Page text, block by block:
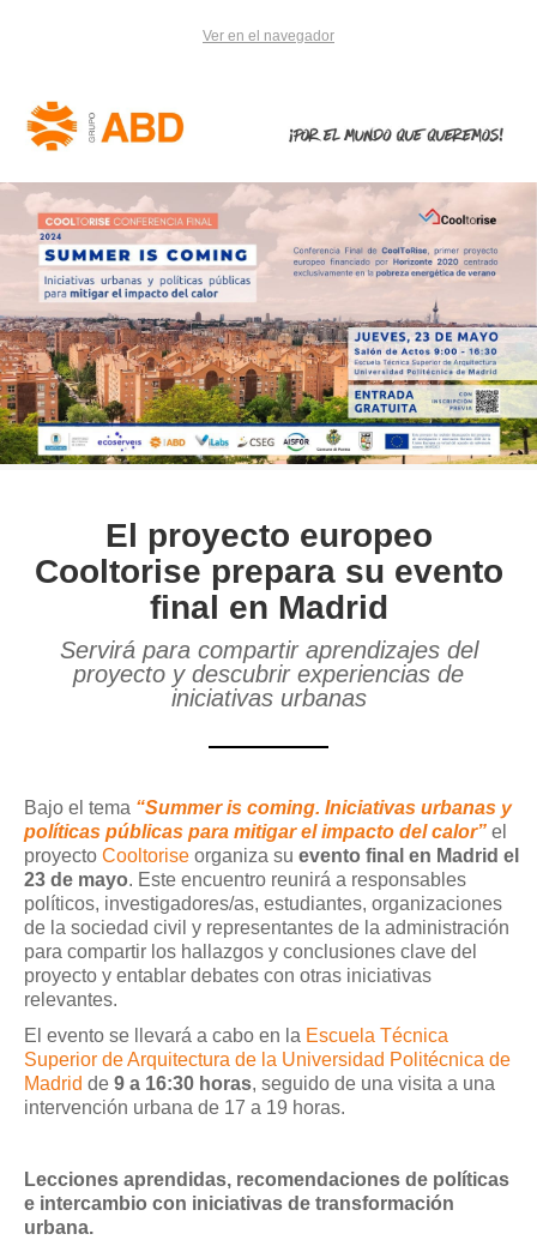
Ver en el navegador
El proyecto europeo
Cooltorise prepara su evento
final en Madrid
Servirá para compartir aprendizajes del
proyecto y descubrir experiencias de
iniciativas urbanas
Bajo el tema “Summer is coming. Iniciativas urbanas y
políticas públicas para mitigar el impacto del calor” el
proyecto Cooltorise organiza su evento final en Madrid el
23 de mayo. Este encuentro reunirá a responsables
políticos, investigadores/as, estudiantes, organizaciones
de la sociedad civil y representantes de la administración
para compartir los hallazgos y conclusiones clave del
proyecto y entablar debates con otras iniciativas
relevantes.
El evento se llevará a cabo en la Escuela Técnica
Superior de Arquitectura de la Universidad Politécnica de
Madrid de 9 a 16:30 horas, seguido de una visita a una
intervención urbana de 17 a 19 horas.
Lecciones aprendidas, recomendaciones de políticas
e intercambio con iniciativas de transformación
urbana.